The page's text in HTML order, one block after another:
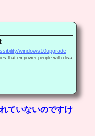
windows10upgrade
that empower people with disa
ていないのですけ